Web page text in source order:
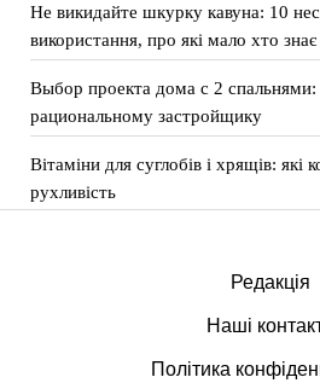
Не викидайте шкурку кавуна: 10
використання, про які мало хто знає
Выбор проекта дома с 2 спальнями:
рациональному застройщику
Вітаміни для суглобів і хрящів:
рухливість
Редакція
Наші
Політика